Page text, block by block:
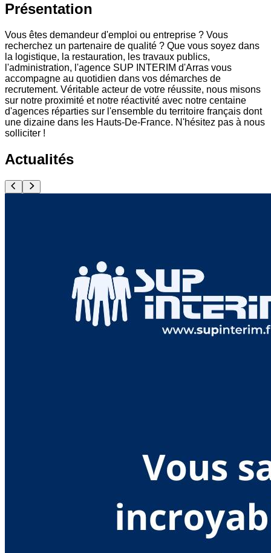
Présentation
Vous êtes demandeur d'emploi ou entreprise ? Vous
recherchez un partenaire de qualité ? Que vous soyez dans
la logistique, la restauration, les travaux publics,
l'administration, l'agence SUP INTERIM d'Arras vous
accompagne au quotidien dans vos démarches de
recrutement. Véritable acteur de votre réussite, nous misons
sur notre proximité et notre réactivité avec notre centaine
d'agences réparties sur l'ensemble du territoire français dont
une dizaine dans les Hauts-De-France. N'hésitez pas à nous
solliciter !
Actualités